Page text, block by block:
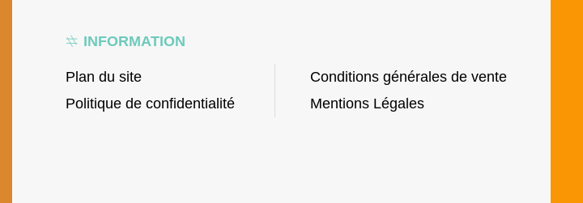
INFORMATION
Plan du site
Politique de confidentialité
Conditions générales de vente
Mentions Légales